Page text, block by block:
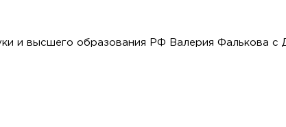
и высшего образования РФ Валерия Фалькова с